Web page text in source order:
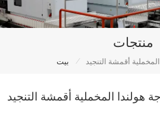
منتجات
بيت / أقمشة التنجيد
هولندا المخملية أقمشة التنجيد